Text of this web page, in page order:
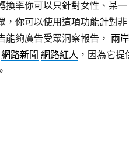
換率你可以只針對女性、某一
，你可以使用這項功能針對非
夠廣告受眾洞察報告， 兩岸
網路新聞 網路紅人 ，因為它提